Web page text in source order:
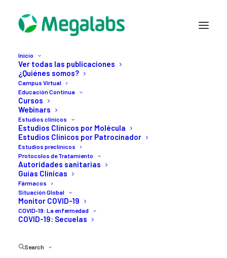
Inicio
Ver todas las publicaciones
¿Quiénes somos?
Campus Virtual
Educación Continua
Cursos
Webinars
Estudios clínicos
Estudios Clínicos por Molécula
Estudios Clínicos por Patrocinador
Estudios preclínicos
Protocolos de Tratamiento
Autoridades sanitarias
Guías Clínicas
Fármacos
Situación Global
Monitor COVID-19
COVID-19: La enfermedad
COVID-19: Secuelas
Search
14 JULIO, 2020
Pakistanreanudará
vacunación
contra
interrumpida
brote